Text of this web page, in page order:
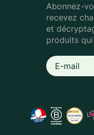
Abonnez-
recevez
et
produits